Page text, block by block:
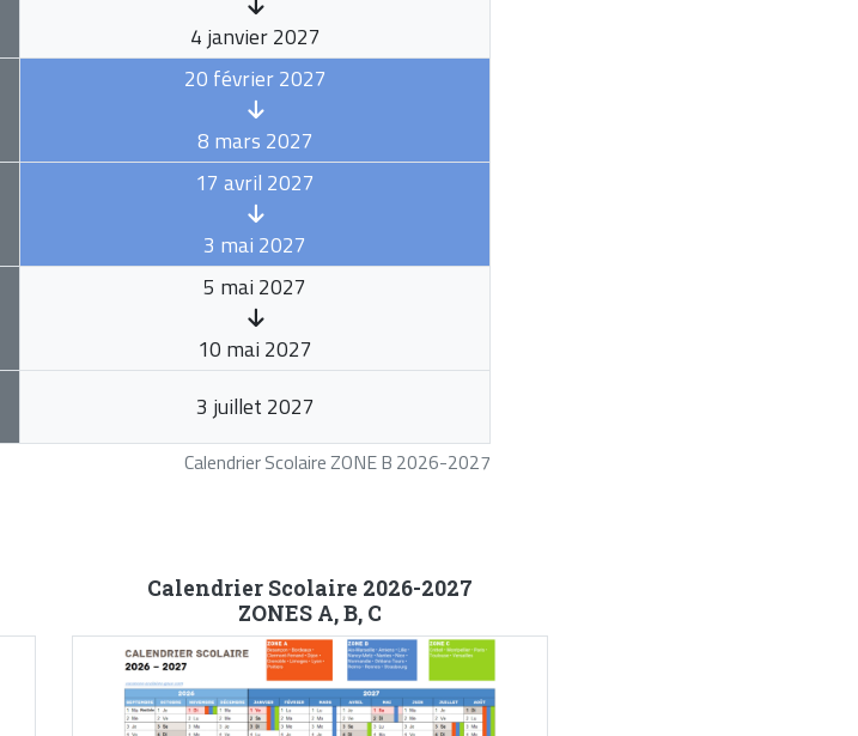
Calendrier Scolaire ZONE B 2026-2027
4 janvier 2027
20 février 2027
8 mars 2027
17 avril 2027
3 mai 2027
5 mai 2027
10 mai 2027
3 juillet 2027
Calendrier Scolaire 2026-2027
ZONES A, B, C